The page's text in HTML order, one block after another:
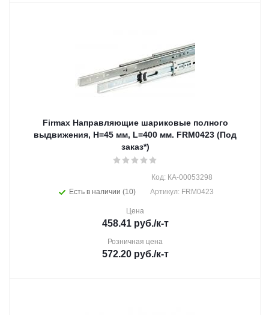
Firmax Направляющие шариковые полного
выдвижения, H=45 мм, L=400 мм. FRM0423 (Под
заказ*)
Есть в наличии (10)
Код: КА-00053298
Артикул: FRM0423
Цена
458.41руб./к-т
Розничная цена
572.20руб./к-т